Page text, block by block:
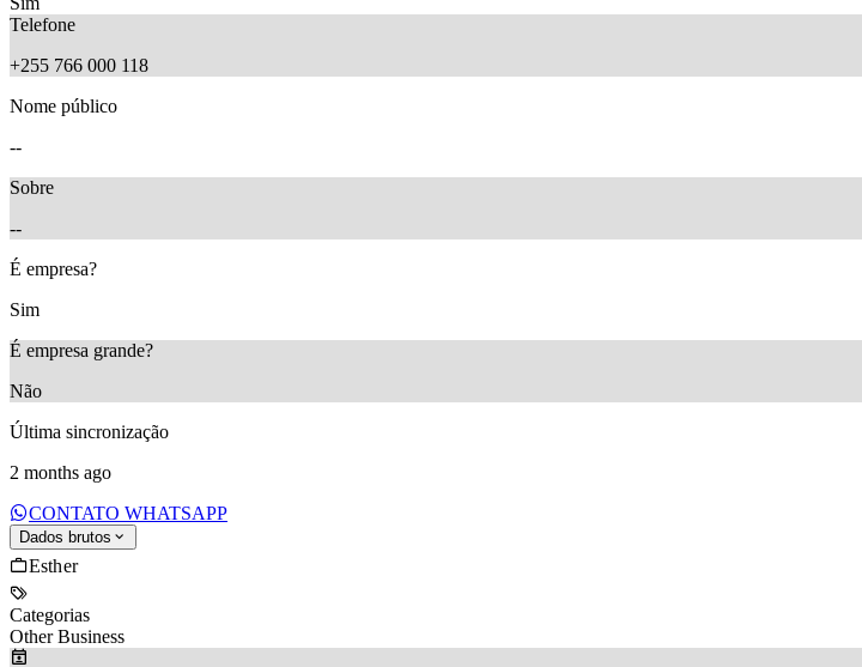
Telefone
+255 766 000 118
Nome público
--
Sobre
--
É empresa?
Sim
É empresa grande?
Não
Última sincronização
2 months ago
CONTATO WHATSAPP
Dados brutos
Esther
Categorias
Other Business